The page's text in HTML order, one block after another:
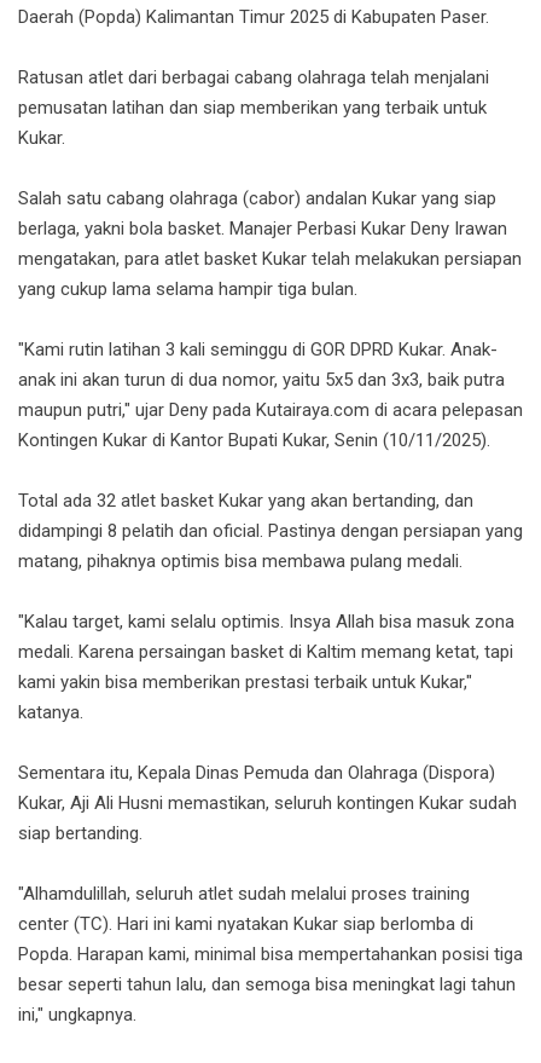
Daerah (Popda) Kalimantan Timur 2025 di Kabupaten Paser.
Ratusan atlet dari berbagai cabang olahraga telah menjalani
pemusatan latihan dan siap memberikan yang terbaik untuk
Kukar.
Salah satu cabang olahraga (cabor) andalan Kukar yang siap
berlaga, yakni bola basket. Manajer Perbasi Kukar Deny Irawan
mengatakan, para atlet basket Kukar telah melakukan persiapan
yang cukup lama selama hampir tiga bulan.
"Kami rutin latihan 3 kali seminggu di GOR DPRD Kukar. Anak-
anak ini akan turun di dua nomor, yaitu 5x5 dan 3x3, baik putra
maupun putri," ujar Deny pada Kutairaya.com di acara pelepasan
Kontingen Kukar di Kantor Bupati Kukar, Senin (10/11/2025).
Total ada 32 atlet basket Kukar yang akan bertanding, dan
didampingi 8 pelatih dan oficial. Pastinya dengan persiapan yang
matang, pihaknya optimis bisa membawa pulang medali.
"Kalau target, kami selalu optimis. Insya Allah bisa masuk zona
medali. Karena persaingan basket di Kaltim memang ketat, tapi
kami yakin bisa memberikan prestasi terbaik untuk Kukar,"
katanya.
Sementara itu, Kepala Dinas Pemuda dan Olahraga (Dispora)
Kukar, Aji Ali Husni memastikan, seluruh kontingen Kukar sudah
siap bertanding.
"Alhamdulillah, seluruh atlet sudah melalui proses training
center (TC). Hari ini kami nyatakan Kukar siap berlomba di
Popda. Harapan kami, minimal bisa mempertahankan posisi tiga
besar seperti tahun lalu, dan semoga bisa meningkat lagi tahun
ini," ungkapnya.